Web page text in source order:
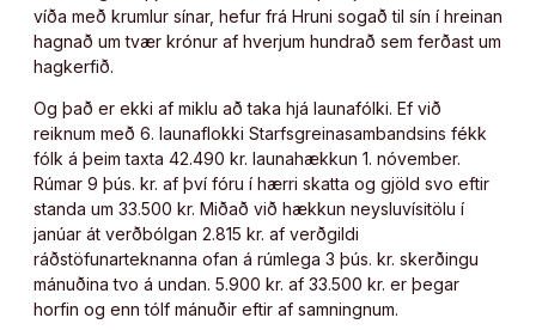
víða með krumlur sínar, hefur frá Hruni sogað til sín í hreinan
hagnað um tvær krónur af hverjum hundrað sem ferðast um
hagkerfið.
Og það er ekki af miklu að taka hjá launafólki. Ef við
reiknum með 6. launaflokki Starfsgreinasambandsins fékk
fólk á þeim taxta 42.490 kr. launahækkun 1. nóvember.
Rúmar 9 þús. kr. af því fóru í hærri skatta og gjöld svo eftir
standa um 33.500 kr. Miðað við hækkun neysluvísitölu í
janúar át verðbólgan 2.815 kr. af verðgildi
ráðstöfunarteknanna ofan á rúmlega 3 þús. kr. skerðingu
mánuðina tvo á undan. 5.900 kr. af 33.500 kr. er þegar
horfin og enn tólf mánuðir eftir af samningnum.